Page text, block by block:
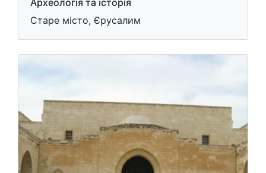
Археологія та історія
Старе місто, Єрусалим